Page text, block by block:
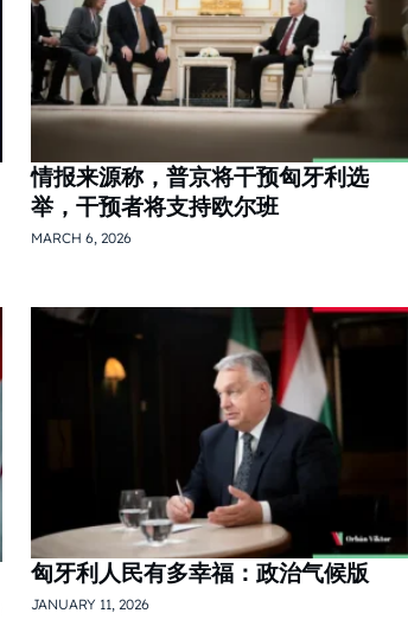
情报来源称，普京将干预匈牙利选
举，干预者将支持欧尔班
MARCH 6, 2026
匈牙利人民有多幸福：政治气候版
JANUARY 11, 2026